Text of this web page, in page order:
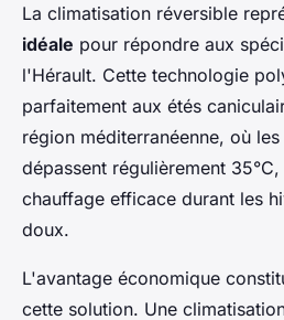
La climatisation réversible
idéale pour répondre aux
l'Hérault. Cette technologie
parfaitement aux étés
région méditerranéenne, où
dépassent régulièrement
chauffage efficace durant les
doux.
L'avantage économique
cette solution. Une